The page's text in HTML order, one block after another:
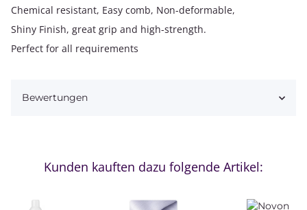
Chemical resistant, Easy comb, Non-deformable,
Shiny Finish, great grip and high-strength.
Perfect for all requirements
Bewertungen
Kunden kauften dazu folgende Artikel: